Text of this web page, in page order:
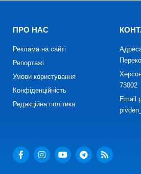
ПРО НАС
Реклама на сайті
Репортажі
Умови користування
Конфіденційність
Редакційна політика
73002
Email